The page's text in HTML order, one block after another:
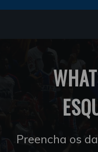
Preencha os